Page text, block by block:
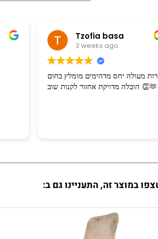
Tzofia basa
3 weeks ago
מעולה יחס מדהימים מומלץ בחום
הובלה מדויקת אחזור לקנות שוב 👏🫶
במוצר זה, התעניינו גם ב: